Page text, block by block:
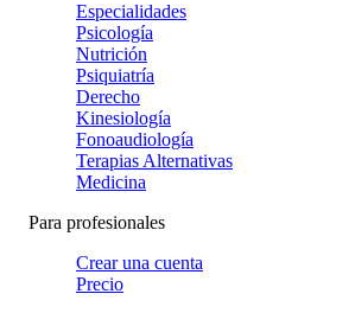
Especialidades
Psicología
Nutrición
Psiquiatría
Derecho
Kinesiología
Fonoaudiología
Terapias Alternativas
Medicina
Para profesionales
Crear una cuenta
Precio